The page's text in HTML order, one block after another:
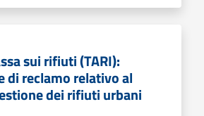
sui rifiuti (TARI):
di reclamo relativo al
dei rifiuti urbani